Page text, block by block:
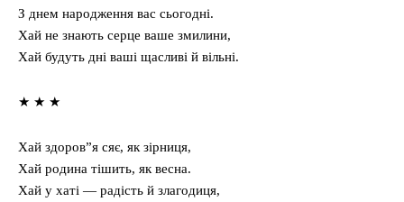
З днем народження вас сьогодні.
Хай не знають серце ваше змилини,
Хай будуть дні ваші щасливі й вільні.
★ ★ ★
Хай здоров”я сяє, як зірниця,
Хай родина тішить, як весна.
Хай у хаті — радість й злагодиця,